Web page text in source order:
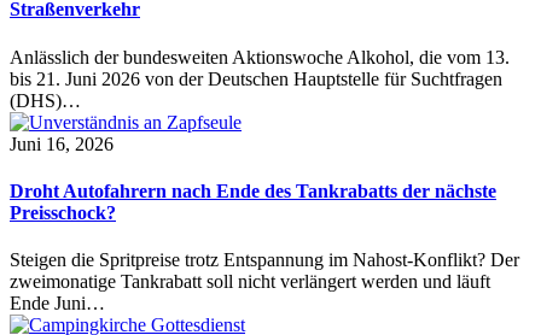
Straßenverkehr
Anlässlich der bundesweiten Aktionswoche Alkohol, die vom 13.
bis 21. Juni 2026 von der Deutschen Hauptstelle für Suchtfragen
(DHS)…
Juni 16, 2026
Droht Autofahrern nach Ende des Tankrabatts der nächste
Preisschock?
Steigen die Spritpreise trotz Entspannung im Nahost-Konflikt? Der
zweimonatige Tankrabatt soll nicht verlängert werden und läuft
Ende Juni…